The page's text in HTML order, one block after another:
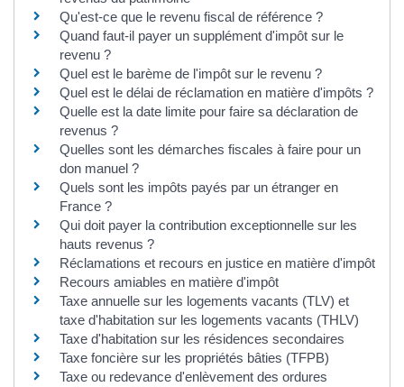
Qu'est-ce que le revenu fiscal de référence ?
Quand faut-il payer un supplément d'impôt sur le
revenu ?
Quel est le barème de l'impôt sur le revenu ?
Quel est le délai de réclamation en matière d'impôts ?
Quelle est la date limite pour faire sa déclaration de
revenus ?
Quelles sont les démarches fiscales à faire pour un
don manuel ?
Quels sont les impôts payés par un étranger en
France ?
Qui doit payer la contribution exceptionnelle sur les
hauts revenus ?
Réclamations et recours en justice en matière d'impôt
Recours amiables en matière d'impôt
Taxe annuelle sur les logements vacants (TLV) et
taxe d'habitation sur les logements vacants (THLV)
Taxe d'habitation sur les résidences secondaires
Taxe foncière sur les propriétés bâties (TFPB)
Taxe ou redevance d'enlèvement des ordures